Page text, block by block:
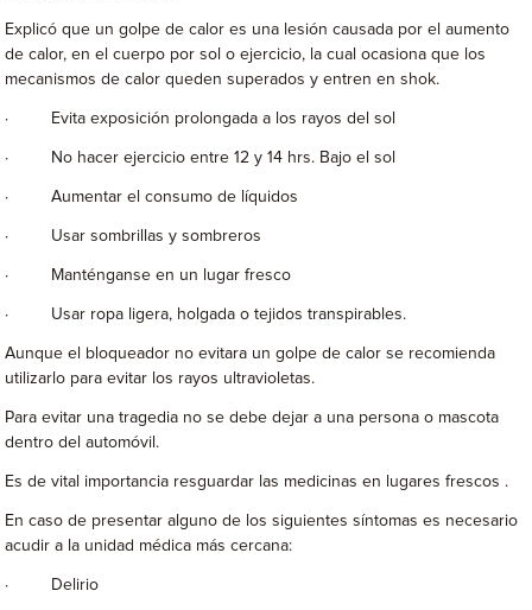
Explicó que un golpe de calor es una lesión causada por el aumento
de calor, en el cuerpo por sol o ejercicio, la cual ocasiona que los
mecanismos de calor queden superados y entren en shok.
· Evita exposición prolongada a los rayos del sol
· No hacer ejercicio entre 12 y 14 hrs. Bajo el sol
· Aumentar el consumo de líquidos
· Usar sombrillas y sombreros
· Manténganse en un lugar fresco
· Usar ropa ligera, holgada o tejidos transpirables.
Aunque el bloqueador no evitara un golpe de calor se recomienda
utilizarlo para evitar los rayos ultravioletas.
Para evitar una tragedia no se debe dejar a una persona o mascota
dentro del automóvil.
Es de vital importancia resguardar las medicinas en lugares frescos .
En caso de presentar alguno de los siguientes síntomas es necesario
acudir a la unidad médica más cercana:
· Delirio